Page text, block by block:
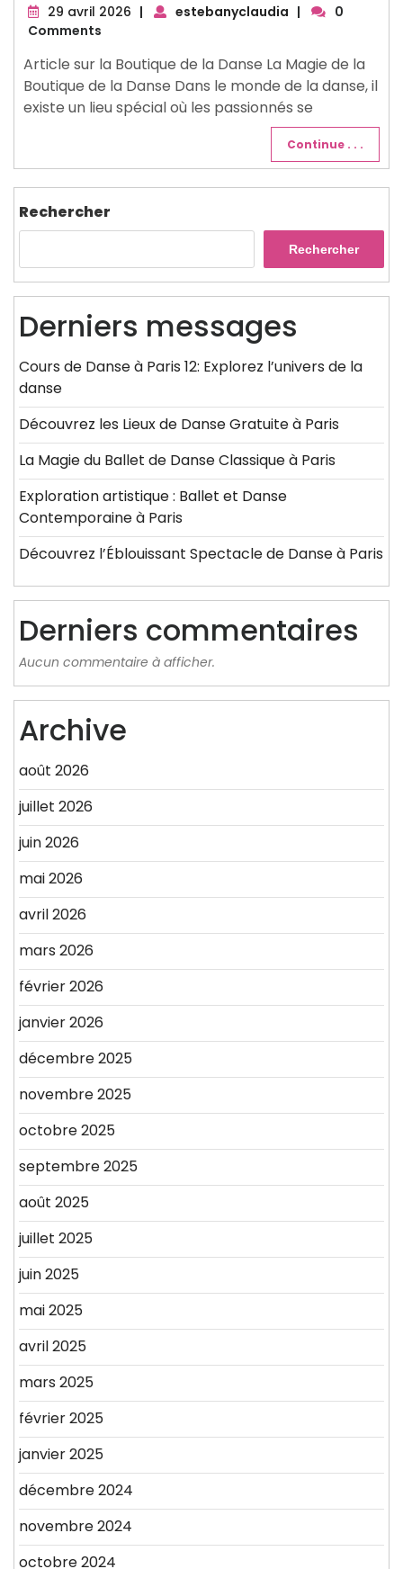
29 avril 2026 29
| estebanyclaudia |
0
Comments
Article sur la Boutique de la Danse La Magie de la
Boutique de la Danse Dans le monde de la danse, il
existe un lieu spécial où les passionnés se
Continue . . .
Rechercher
Rechercher
Derniers messages
Cours de Danse à Paris 12: Explorez l’univers de la
danse
Découvrez les Lieux de Danse Gratuite à Paris
La Magie du Ballet de Danse Classique à Paris
Exploration artistique : Ballet et Danse
Contemporaine à Paris
Découvrez l’Éblouissant Spectacle de Danse à Paris
Derniers commentaires
Aucun commentaire à afficher.
Archive
août 2026
juillet 2026
juin 2026
mai 2026
avril 2026
mars 2026
février 2026
janvier 2026
décembre 2025
novembre 2025
octobre 2025
septembre 2025
août 2025
juillet 2025
juin 2025
mai 2025
avril 2025
mars 2025
février 2025
janvier 2025
décembre 2024
novembre 2024
octobre 2024